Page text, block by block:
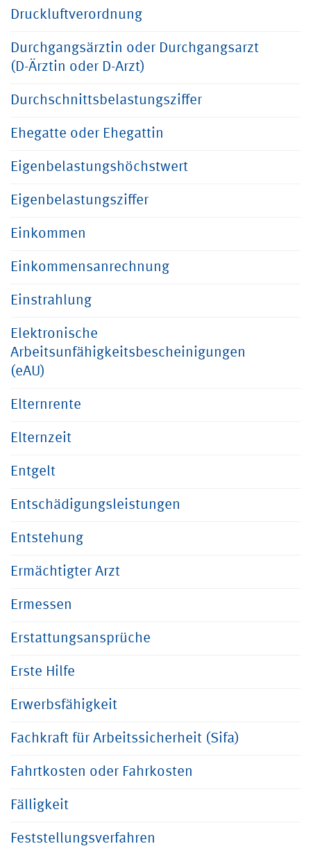
Druckluftverordnung
Durchgangsärztin oder Durchgangsarzt
(D-Ärztin oder D-Arzt)
Durchschnittsbelastungsziffer
Ehegatte oder Ehegattin
Eigenbelastungshöchstwert
Eigenbelastungsziffer
Einkommen
Einkommensanrechnung
Einstrahlung
Elektronische
Arbeitsunfähigkeitsbescheinigungen
(eAU)
Elternrente
Elternzeit
Entgelt
Entschädigungsleistungen
Entstehung
Ermächtigter Arzt
Ermessen
Erstattungsansprüche
Erste Hilfe
Erwerbsfähigkeit
Fachkraft für Arbeitssicherheit (Sifa)
Fahrtkosten oder Fahrkosten
Fälligkeit
Feststellungsverfahren